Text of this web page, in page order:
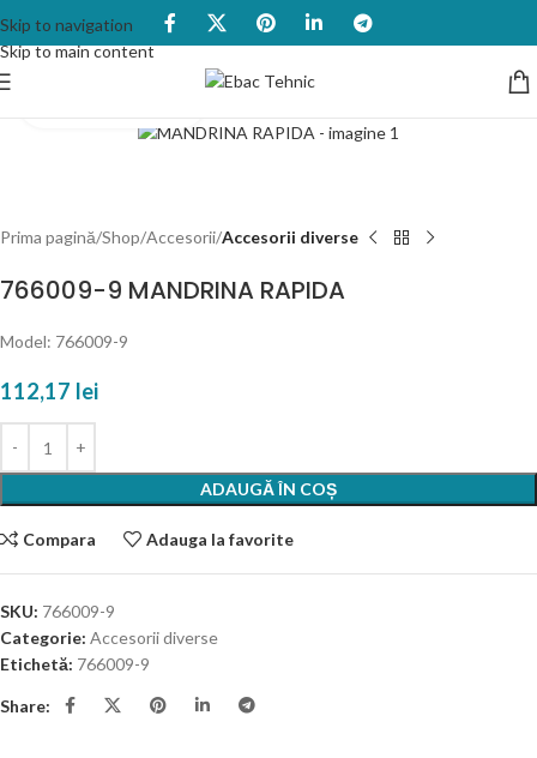
Skip to navigation
Skip to main content
Prima pagină Shop Accesorii Accesorii diverse
766009-9 MANDRINA RAPIDA
Model: 766009-9
112,17 lei
ADAUGĂ ÎN COȘ
Compara Adauga la favorite
SKU: 766009-9
Categorie: Accesorii diverse
Etichetă: 766009-9
Share: